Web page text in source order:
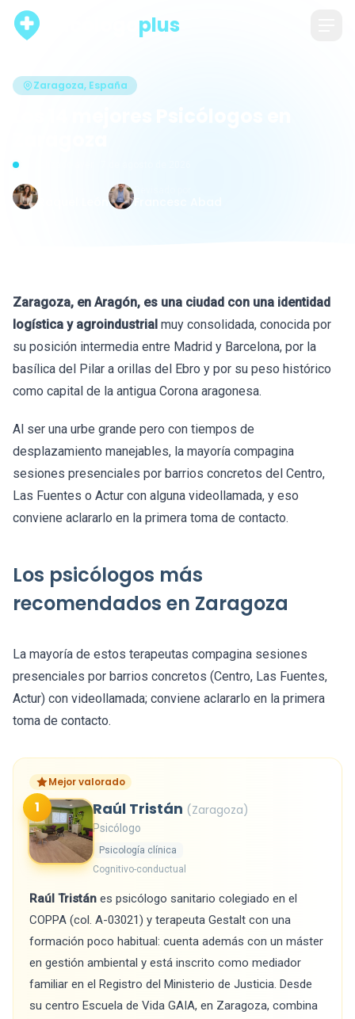
plus
Zaragoza, España
Zaragoza, en Aragón, es una ciudad con una identidad
logística y agroindustrial muy consolidada, conocida por
su posición intermedia entre Madrid y Barcelona, por la
basílica del Pilar a orillas del Ebro y por su peso histórico
como capital de la antigua Corona aragonesa.
Al ser una urbe grande pero con tiempos de
desplazamiento manejables, la mayoría compagina
sesiones presenciales por barrios concretos del Centro,
Las Fuentes o Actur con alguna videollamada, y eso
conviene aclararlo en la primera toma de contacto.
Los psicólogos más
recomendados en Zaragoza
La mayoría de estos terapeutas compagina sesiones
presenciales por barrios concretos (Centro, Las Fuentes,
Actur) con videollamada; conviene aclararlo en la primera
toma de contacto.
Mejor valorado
1 Raúl Tristán (Zaragoza)
Psicólogo
Psicología clínica
Cognitivo-conductual
Raúl Tristán es psicólogo sanitario colegiado en el
COPPA (col. A-03021) y terapeuta Gestalt con una
formación poco habitual: cuenta además con un máster
en gestión ambiental y está inscrito como mediador
familiar en el Registro del Ministerio de Justicia. Desde
su centro Escuela de Vida GAIA, en Zaragoza, combina